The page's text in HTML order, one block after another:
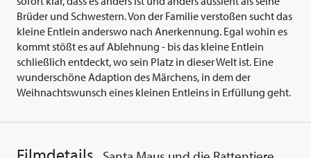
Brüder und Schwestern. Von der Familie verstoßen sucht das
kleine Entlein anderswo nach Anerkennung. Egal wohin es
kommt stößt es auf Ablehnung - bis das kleine Entlein
schließlich entdeckt, wo sein Platz in dieser Welt ist. Eine
wunderschöne Adaption des Märchens, in dem der
Weihnachtswunsch eines kleinen Entleins in Erfüllung geht.